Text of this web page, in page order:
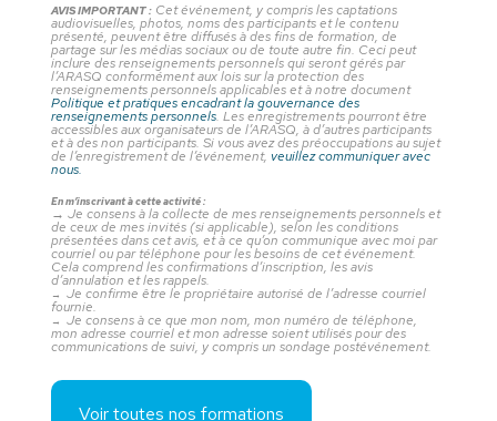
AVIS IMPORTANT : Cet événement, y compris les captations
audiovisuelles, photos, noms des participants et le contenu
présenté, peuvent être diffusés à des fins de formation, de
partage sur les médias sociaux ou de toute autre fin. Ceci peut
inclure des renseignements personnels qui seront gérés par
l’ARASQ conformément aux lois sur la protection des
renseignements personnels applicables et à notre document
Politique et pratiques encadrant la gouvernance des
renseignements personnels. Les enregistrements pourront être
accessibles aux organisateurs de l’ARASQ, à d’autres participants
et à des non participants. Si vous avez des préoccupations au sujet
de l’enregistrement de l’événement,veuillez communiquer avec
nous.
En m’inscrivant à cette activité :
→Je consens à la collecte de mes renseignements personnels et
de ceux de mes invités (si applicable), selon les conditions
présentées dans cet avis, et à ce qu’on communique avec moi par
courriel ou par téléphone pour les besoins de cet événement.
Cela comprend les confirmations d’inscription, les avis
d’annulation et les rappels.
→ Je confirme être le propriétaire autorisé de l’adresse courriel
fournie.
→ Je consens à ce que mon nom, mon numéro de téléphone,
mon adresse courriel et mon adresse soient utilisés pour des
communications de suivi, y compris un sondage postévénement.
Voir toutes nos formations